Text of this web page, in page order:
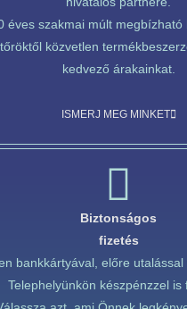
éves szakmai múlt megbízható
közvetlen
kedvező árakainkat.
ISMERJ MEG MINKET
Biztonságos
fizetés
bankkártyával, előre utalással
Telephelyünkön készpénzzel is